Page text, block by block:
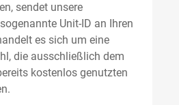
sendet unsere
Unit-ID an Ihren
es sich um eine
die ausschließlich dem
kostenlos genutzten